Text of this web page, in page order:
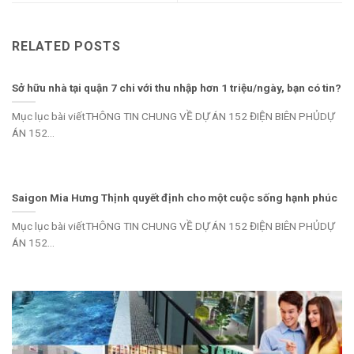
RELATED POSTS
Sở hữu nhà tại quận 7 chi với thu nhập hơn 1 triệu/ngày, bạn có tin?
Mục lục bài viếtTHÔNG TIN CHUNG VỀ DỰ ÁN 152 ĐIỆN BIÊN PHỦDỰ
ÁN 152...
Saigon Mia Hưng Thịnh quyết định cho một cuộc sống hạnh phúc
Mục lục bài viếtTHÔNG TIN CHUNG VỀ DỰ ÁN 152 ĐIỆN BIÊN PHỦDỰ
ÁN 152...